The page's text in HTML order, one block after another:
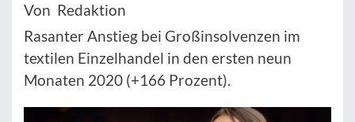
Von Redaktion
Rasanter Anstieg bei Großinsolvenzen im
textilen Einzelhandel in den ersten neun
Monaten 2020 (+166 Prozent).